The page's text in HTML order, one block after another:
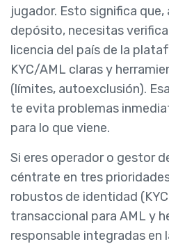
jugador. Esto significa
depósito, necesitas
licencia del país de la
KYC/AML claras y
(límites, autoexclusión).
te evita problemas
para lo que viene.
Si eres operador o gestor
céntrate en tres
robustos de identidad
transaccional para AML y
responsable integradas en